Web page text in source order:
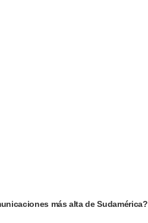
más alta de Sudamérica?